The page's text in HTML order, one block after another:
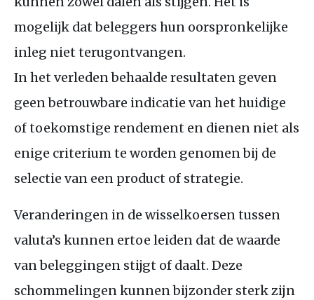
mogelijk dat beleggers hun oorspronkelijke
inleg niet terugontvangen.
In het verleden behaalde resultaten geven
geen betrouwbare indicatie van het huidige
of toekomstige rendement en dienen niet als
enige criterium te worden genomen bij de
selectie van een product of strategie.
Veranderingen in de wisselkoersen tussen
valuta’s kunnen ertoe leiden dat de waarde
van beleggingen stijgt of daalt. Deze
schommelingen kunnen bijzonder sterk zijn